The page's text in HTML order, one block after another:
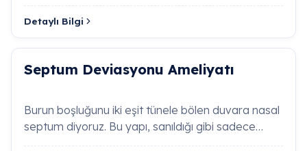
Tüpü Ne Zaman Takılır?
Burun Kanaması (Epistaksis) Durumunda İlk
Tükürük Bezi Taşları (Sialolitiyazis) Belirtileri
Detaylı Bilgi
Septum Deviasyonu Ameliyatı
Burun boşluğunu iki eşit tünele bölen duvara nasal
septum diyoruz. Bu yapı, sanıldığı gibi sadece
kıkırdaktan oluşmaz; ü&cced…